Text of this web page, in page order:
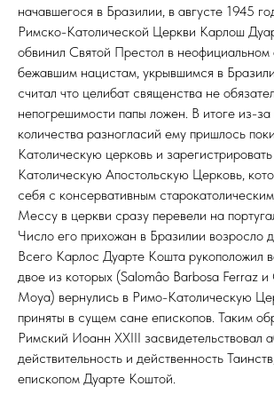
начавшегося в Бразилии, в августе 1945
Римско-Католической Церкви Карлош
обвинил Святой Престол в
бежавшим нацистам, укрывшимся в
считал что целибат священства не
непогрешимости папы ложен. В итоге из-за
количества разногласий ему пришлось
Католическую церковь и
Католическую Апостольскую Церковь,
себя с консервативным
Мессу в церкви сразу перевели на
Число его прихожан в Бразилии возросло
Всего Карлос Дуарте Кошта рукоположил
двое из которых (Salomâo Barbosa Ferraz
Moya) вернулись в Римо-Католическую
приняты в сущем сане епископов. Таким
Римский Иоанн XXIII засвидетельствовал
действительность и действенность
епископом Дуарте Коштой.